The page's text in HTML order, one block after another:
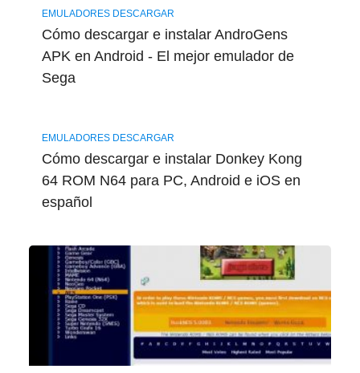
EMULADORES DESCARGAR
Cómo descargar e instalar AndroGens
APK en Android - El mejor emulador de
Sega
EMULADORES DESCARGAR
Cómo descargar e instalar Donkey Kong
64 ROM N64 para PC, Android e iOS en
español